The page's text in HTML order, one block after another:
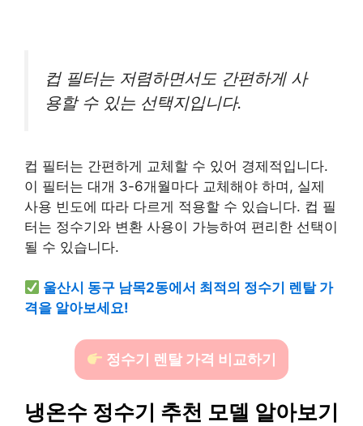
컵 필터는 저렴하면서도 간편하게 사
용할 수 있는 선택지입니다.
컵 필터는 간편하게 교체할 수 있어 경제적입니다.
이 필터는 대개 3-6개월마다 교체해야 하며, 실제
사용 빈도에 따라 다르게 적용할 수 있습니다. 컵 필
터는 정수기와 변환 사용이 가능하여 편리한 선택이
될 수 있습니다.
울산시 동구 남목2동에서 최적의 정수기 렌탈 가
격을 알아보세요!
정수기 렌탈 가격 비교하기
냉온수 정수기 추천 모델 알아보기